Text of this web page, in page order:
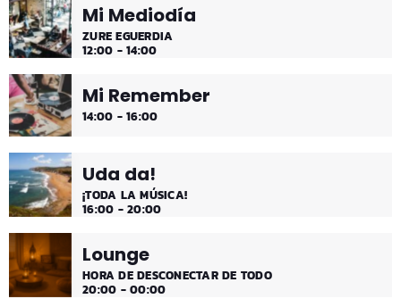
Mi Mediodía
ZURE EGUERDIA
12:00 - 14:00
Mi Remember
14:00 - 16:00
Uda da!
¡TODA LA MÚSICA!
16:00 - 20:00
Lounge
HORA DE DESCONECTAR DE TODO
20:00 - 00:00